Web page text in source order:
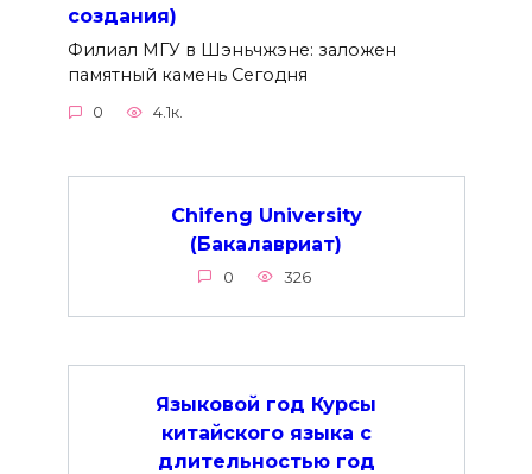
создания)
Филиал МГУ в Шэньчжэне: заложен
памятный камень Сегодня
0 4.1к.
Chifeng University
(Бакалавриат)
0 326
Языковой год Курсы
китайского языка с
длительностью год